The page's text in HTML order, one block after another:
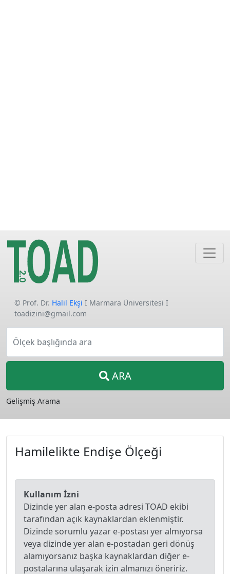
© Prof. Dr. Halil Ekşi I Marmara Üniversitesi I
toadizini@gmail.com
Ölçek başlığında ara
ARA
Gelişmiş Arama
Hamilelikte Endişe Ölçeği
Kullanım İzni
Dizinde yer alan e-posta adresi TOAD ekibi
tarafından açık kaynaklardan eklenmiştir.
Dizinde sorumlu yazar e-postası yer almıyorsa
veya dizinde yer alan e-postadan geri dönüş
alamıyorsanız başka kaynaklardan diğer e-
postalarına ulaşarak izin almanızı öneririz.